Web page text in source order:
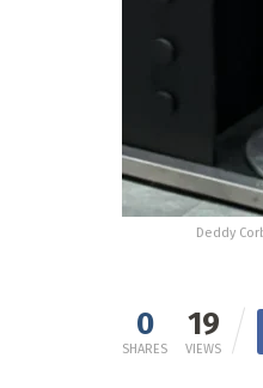
Deddy
0
SHARES
19
VIEWS